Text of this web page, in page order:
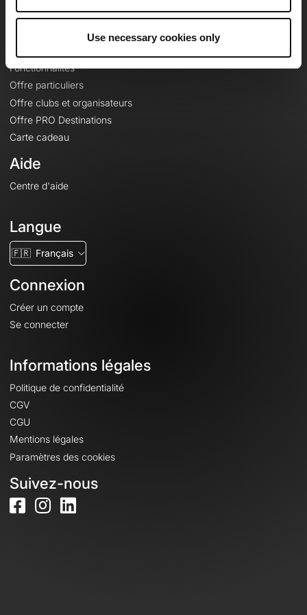
Use necessary cookies only
Fonctionnalités
Offre particuliers
Offre clubs et organisateurs
Offre PRO Destinations
Carte cadeau
Aide
Centre d'aide
Langue
🇫🇷 Français
Connexion
Créer un compte
Se connecter
Informations légales
Politique de confidentialité
CGV
CGU
Mentions légales
Paramètres des cookies
Suivez-nous